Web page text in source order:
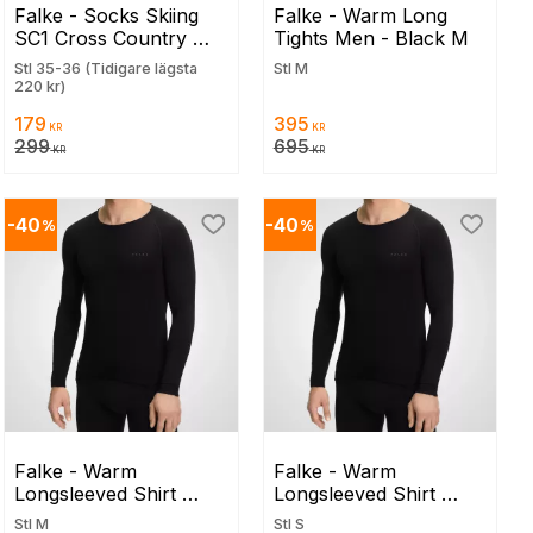
Falke - Socks Skiing
SC1 Cross Country
Women 35-36
Stl 35-36 (Tidigare lägsta
220 kr)
179 KR
299KR
Falke - Warm Long
Tights Men - Black M
Stl M
395 KR
695KR
i favoriter
Falke - Warm
Longsleeved Shirt
Tight Men - Black M
Stl M
40 % Lägg till i favoriter
Falke - Warm
Longsleeved Shirt
Tight Men - Black S
Stl S
40 % Lägg